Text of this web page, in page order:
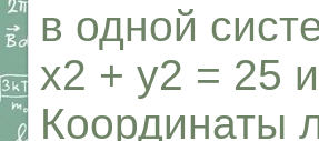
в одной
х2 + у2 = 25
Координаты